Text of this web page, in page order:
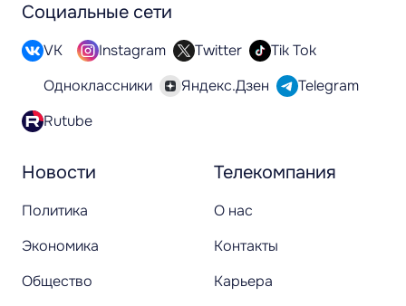
Новости
Политика
Экономика
Общество
Телекомпания
О нас
Контакты
Карьера
Социальные сети
VK Instagram Twitter
Tik Tok
Одноклассники
Яндекс.Дзен
Telegram
Rutube